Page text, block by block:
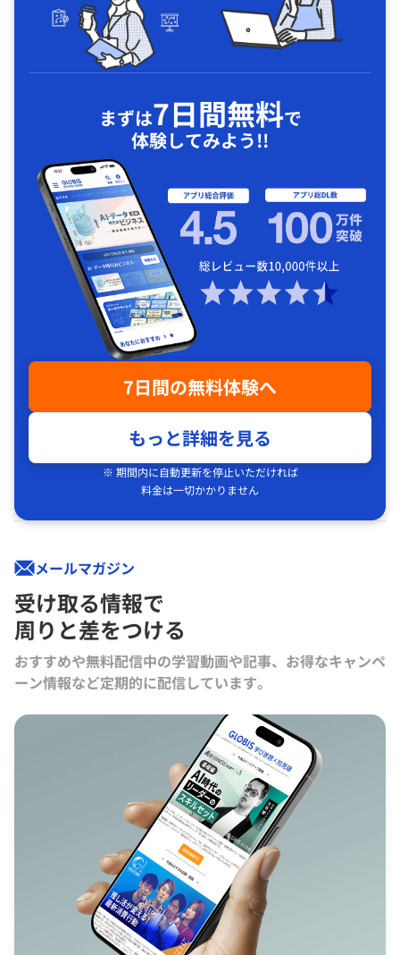
まずは7日間無料で
体験してみよう!!
7日間の無料体験へ
もっと詳細を見る
※ 期間内に自動更新を停止いただければ
料金は一切かかりません
メールマガジン
受け取る情報で
周りと差をつける
おすすめや無料配信中の学習動画や記事、お得なキャンペ
ーン情報など定期的に配信しています。